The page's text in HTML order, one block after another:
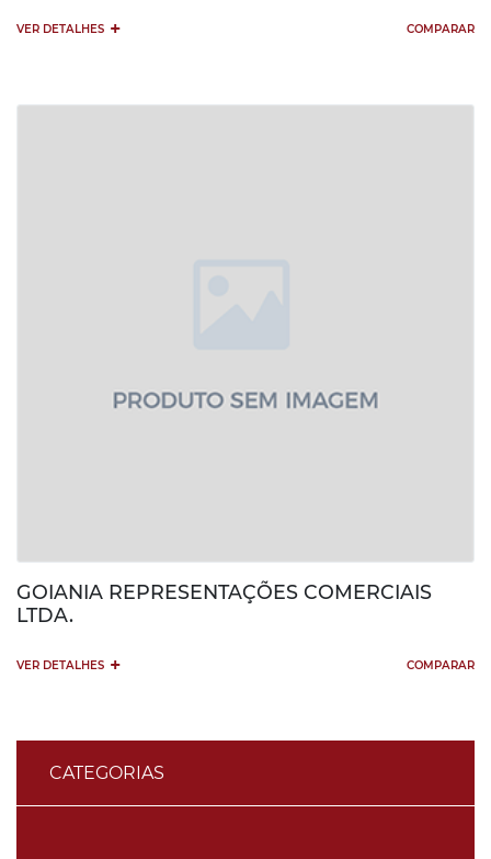
CATEGORIAS
VER DETALHES + COMPARAR
GOIANIA REPRESENTAÇÕES COMERCIAIS
LTDA.
VER DETALHES + COMPARAR